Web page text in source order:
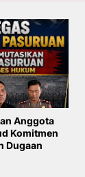
Anggota
Komitmen
Dugaan